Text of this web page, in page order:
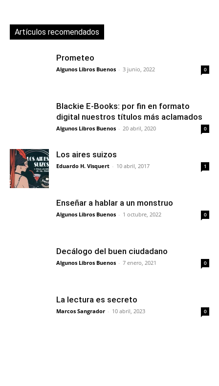
Artículos recomendados
Prometeo
Algunos Libros Buenos - 3 junio, 2022 0
Blackie E-Books: por fin en formato
digital nuestros títulos más aclamados
Algunos Libros Buenos - 20 abril, 2020 0
Los aires suizos
Eduardo H. Visquert - 10 abril, 2017 1
Enseñar a hablar a un monstruo
Algunos Libros Buenos - 1 octubre, 2022 0
Decálogo del buen ciudadano
Algunos Libros Buenos - 7 enero, 2021 0
La lectura es secreto
Marcos Sangrador - 10 abril, 2023 0